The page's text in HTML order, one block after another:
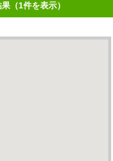
（1件を表示）